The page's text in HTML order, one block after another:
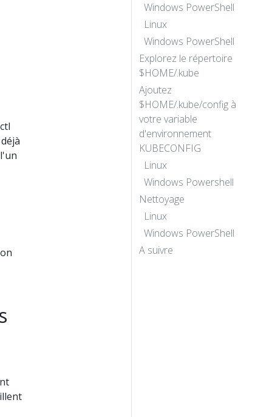
Windows PowerShell
Linux
Windows PowerShell
Explorez le répertoire
$HOME/.kube
Ajoutez
$HOME/.kube/config à
votre variable
d'environnement
KUBECONFIG
Linux
Windows Powershell
Nettoyage
Linux
Windows PowerShell
A suivre